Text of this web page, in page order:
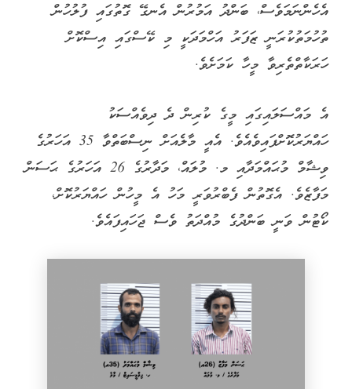
އެހެންނަމަވެސް، ބަންދު އަމުރުން އެނގޭ ގޮތުގައި ފުލުހުން
ތުހުމަތުކުރަނީ ޒަފަރު އަހްމަދަކީ މި ކޭސްގައި އިސްކޮށް
ހަރަކާތްތެރިވާ މީހާ ކަމަށެވެ.
އެ މައްސަލައިގައި މީގެ ކުރިން ދެ ދިވެއްސަކު
ހައްޔަރުކޮށްފައިވެއެވެ. އެއީ މާލެއަށް ނިސްބަތްވާ 35 އަހަރުގެ
ވިޝާމް މުޙައްމަދާއި މ. މުލައް، މަދާރުގެ 26 އަހަރުގެ ޙަސަން
މަފާޒެވެ. އެގޮތުން ފެބްރުވަރީ މަހު އެ މީހުން ހައްޔަރުކޮށް،
ކޯޓުން ވަނީ ބަންދުގެ މުއްދަތު ވެސް ޖަހައިފައެވެ.